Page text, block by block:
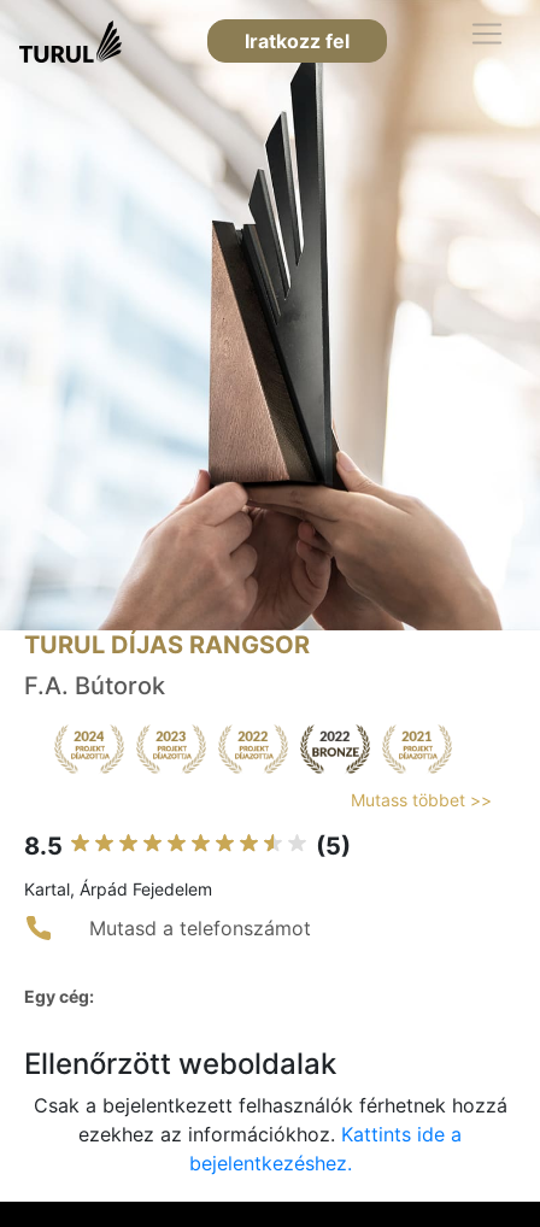
Iratkozz fel
TURUL DÍJAS RANGSOR
F.A. Bútorok
Mutass többet >>
8.5 (5)
Kartal, Árpád Fejedelem
Mutasd a telefonszámot
Egy cég:
Ellenőrzött weboldalak
Csak a bejelentkezett felhasználók férhetnek hozzá
ezekhez az információkhoz. Kattints ide a
bejelentkezéshez.